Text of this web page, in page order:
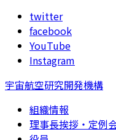
twitter
facebook
YouTube
Instagram
宇宙航空研究開発機構
組織情報
理事長挨拶・定例